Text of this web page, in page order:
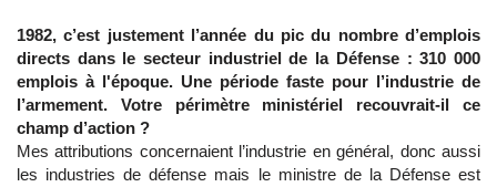
1982, c’est justement l’année du pic du nombre d’emplois
directs dans le secteur industriel de la Défense : 310 000
emplois à l'époque. Une période faste pour l’industrie de
l’armement. Votre périmètre ministériel recouvrait-il ce
champ d’action ?
Mes attributions concernaient l’industrie en général, donc aussi
les industries de défense mais le ministre de la Défense est